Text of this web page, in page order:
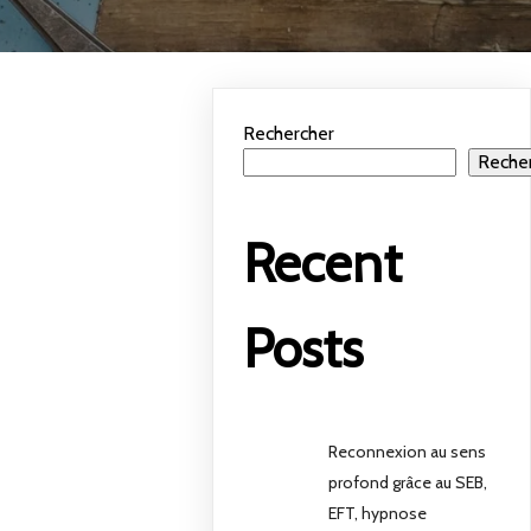
Rechercher
Recent
Posts
Reconnexion au sens
profond grâce au SEB,
EFT, hypnose